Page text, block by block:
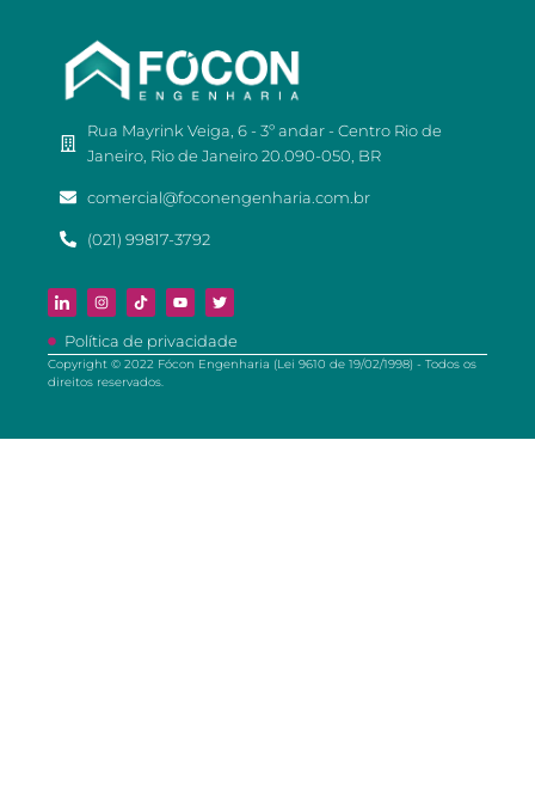
Rua Mayrink Veiga, 6 - 3º andar - Centro Rio de
Janeiro, Rio de Janeiro 20.090-050, BR
comercial@foconengenharia.com.br
(021) 99817-3792
Política de privacidade
Copyright © 2022 Fócon Engenharia (Lei 9610 de 19/02/1998) - Todos os
direitos reservados.